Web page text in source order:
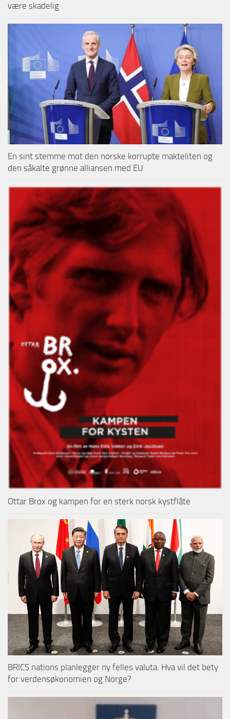
være skadelig
En sint stemme mot den norske korrupte makteliten og
den såkalte grønne alliansen med EU
Ottar Brox og kampen for en sterk norsk kystflåte
BRICS nations planlegger ny felles valuta: Hva vil det bety
for verdensøkonomien og Norge?